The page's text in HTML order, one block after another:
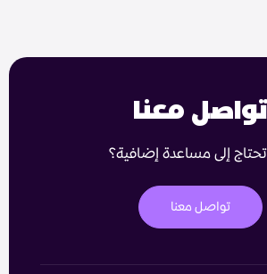
تواصل معنا
إلى مساعدة إضافية؟
تواصل معنا